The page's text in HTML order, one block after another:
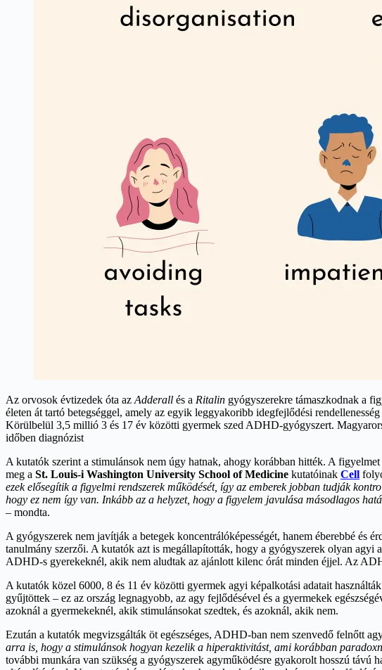
Az orvosok évtizedek óta az Adderall és a Ritalin gyógyszerekre támaszkodnak a
életen át tartó betegséggel, amely az egyik leggyakoribb idegfejlődési
Körülbelül 3,5 millió 3 és 17 év közötti gyermek szed ADHD-gyógyszert.
időben diagnózist
A kutatók szerint a stimulánsok nem úgy hatnak, ahogy korábban hitték. A
meg a St. Louis-i Washington University School of Medicine kutatóinak Cell
ezek elősegítik a figyelmi rendszerek működését, így az emberek jobban tudják
hogy ez nem így van. Inkább az a helyzet, hogy a figyelem javulása másodlagos
– mondta.
A gyógyszerek nem javítják a betegek koncentrálóképességét, hanem éberebbé
tanulmány szerzői. A kutatók azt is megállapították, hogy a gyógyszerek olyan agyi
ADHD-s gyerekeknél, akik nem aludtak az ajánlott kilenc órát minden éjjel. Az
A kutatók közel 6000, 8 és 11 év közötti gyermek agyi képalkotási adatait
gyűjtöttek – ez az ország legnagyobb, az agy fejlődésével és a gyermekek
azoknál a gyermekeknél, akik stimulánsokat szedtek, és azoknál, akik nem.
Ezután a kutatók megvizsgálták öt egészséges, ADHD-ban nem szenvedő felnőtt
arra is, hogy a stimulánsok hogyan kezelik a hiperaktivitást, ami korábban
további munkára van szükség a gyógyszerek agyműködésre gyakorolt hosszú távú